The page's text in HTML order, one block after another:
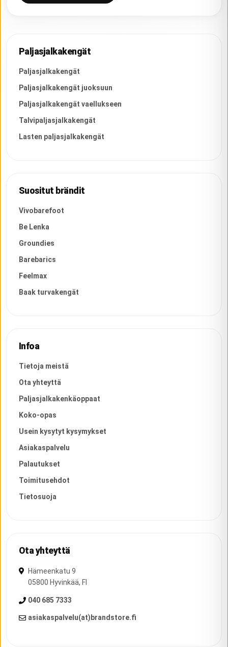
Paljasjalkakengät
Paljasjalkakengät
Paljasjalkakengät juoksuun
Paljasjalkakengät vaellukseen
Talvipaljasjalkakengät
Lasten paljasjalkakengät
Suositut brändit
Vivobarefoot
Be Lenka
Groundies
Barebarics
Feelmax
Baak turvakengät
Infoa
Tietoja meistä
Ota yhteyttä
Paljasjalkakenkäoppaat
Koko-opas
Usein kysytyt kysymykset
Asiakaspalvelu
Palautukset
Toimitusehdot
Tietosuoja
Ota yhteyttä
Hämeenkatu 9
05800 Hyvinkää, FI
040 685 7333
asiakaspalvelu(at)brandstore.fi